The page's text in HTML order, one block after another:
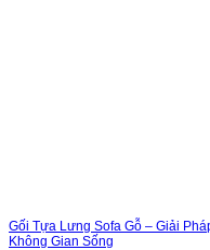
Gối Tựa Lưng Sofa Gỗ – Giải
Không Gian Sống